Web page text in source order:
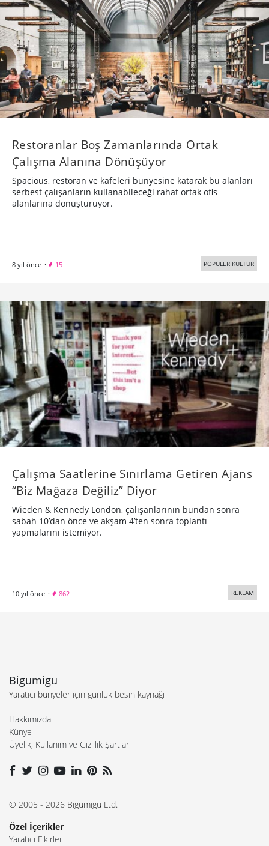
Restoranlar Boş Zamanlarında Ortak
Çalışma Alanına Dönüşüyor
Spacious, restoran ve kafeleri bünyesine katarak bu alanları
serbest çalışanların kullanabileceği rahat ortak ofis
alanlarına dönüştürüyor.
8 yıl önce · 15 POPÜLER KÜLTÜR
Çalışma Saatlerine Sınırlama Getiren Ajans
“Biz Mağaza Değiliz” Diyor
Wieden & Kennedy London, çalışanlarının bundan sonra
sabah 10’dan önce ve akşam 4’ten sonra toplantı
yapmalarını istemiyor.
10 yıl önce · 862 REKLAM
Bigumigu
Yaratıcı bünyeler için günlük besin kaynağı
Hakkımızda
Künye
Üyelik, Kullanım ve Gizlilik Şartları
© 2005 - 2026 Bigumigu Ltd.
Özel İçerikler
Yaratıcı Fikirler